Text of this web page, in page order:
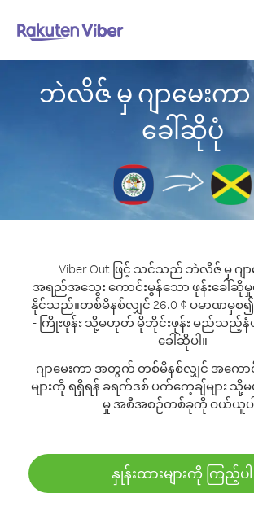
ဘဲလိဇ် မှ ဂျာမေးကာ
ခေါ်ဆိုပုံ
Viber Out ဖြင့် သင်သည် ဘဲလိဇ် မှ ဂျ
အရည်အသွေး ကောင်းမွန်သော ဖုန်းခေါ်ဆိုမှု
နိုင်သည်။တစ်မိနစ်လျှင် 26.0 ¢ ပမာဏမှစ၍
- ကြိုးဖုန်း သို့မဟုတ် မိုဘိုင်းဖုန်း မည်သည့်နံ
ခေါ်ဆိုပါ။
ဂျာမေးကာ အတွက် တစ်မိနစ်လျှင် အကောင်
များကို ရရှိရန် ခရက်ဒစ် ပက်ကေ့ချ်များ သို့
မှု အစီအစဉ်တစ်ခုကို ဝယ်ယူပ
နှုန်းထားများကို ကြည့်ပါ